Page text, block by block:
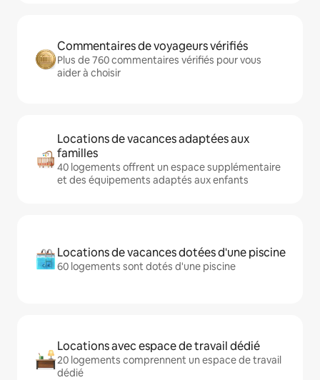
Commentaires de voyageurs vérifiés
Plus de 760 commentaires vérifiés pour vous
aider à choisir
Locations de vacances adaptées aux
familles
40 logements offrent un espace supplémentaire
et des équipements adaptés aux enfants
Locations de vacances dotées d'une piscine
60 logements sont dotés d'une piscine
Locations avec espace de travail dédié
20 logements comprennent un espace de travail
dédié